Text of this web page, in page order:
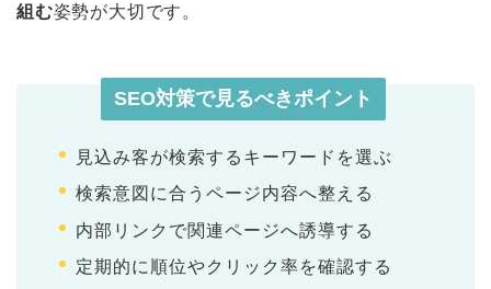
組む姿勢が大切です。
SEO対策で見るべきポイント
見込み客が検索するキーワードを選ぶ
検索意図に合うページ内容へ整える
内部リンクで関連ページへ誘導する
定期的に順位やクリック率を確認する